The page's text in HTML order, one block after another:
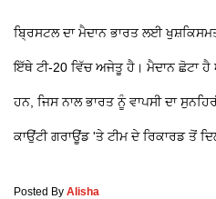
ਬ੍ਰਿਸਟਲ ਦਾ ਮੈਦਾਨ ਭਾਰਤ ਲਈ
ਇੱਥੇ ਟੀ-20 ਵਿੱਚ ਅਜੇਤੂ ਹੈ। ਮੈਦਾਨ ਛੋਟਾ
ਹਨ, ਜਿਸ ਨਾਲ ਭਾਰਤ ਨੂੰ ਵਾਪਸੀ ਦਾ
ਕਾਉਂਟੀ ਗਰਾਊਂਡ 'ਤੇ ਟੀਮ ਦੇ ਰਿਕਾਰਡ ਤੋਂ
Posted By Alisha